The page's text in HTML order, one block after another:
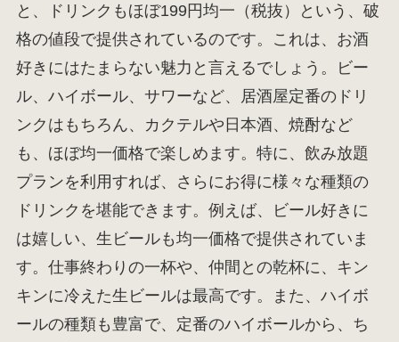
と、ドリンクもほぼ199円均一（税抜）という、破
格の値段で提供されているのです。これは、お酒
好きにはたまらない魅力と言えるでしょう。ビー
ル、ハイボール、サワーなど、居酒屋定番のドリ
ンクはもちろん、カクテルや日本酒、焼酎など
も、ほぼ均一価格で楽しめます。特に、飲み放題
プランを利用すれば、さらにお得に様々な種類の
ドリンクを堪能できます。例えば、ビール好きに
は嬉しい、生ビールも均一価格で提供されていま
す。仕事終わりの一杯や、仲間との乾杯に、キン
キンに冷えた生ビールは最高です。また、ハイボ
ールの種類も豊富で、定番のハイボールから、ち